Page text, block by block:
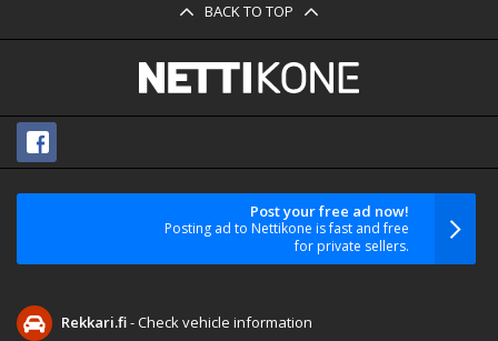
BACK TO TOP
Post your free ad now!
Posting ad to Nettikone is fast and free
for private sellers.
Rekkari.fi- Check vehicle information